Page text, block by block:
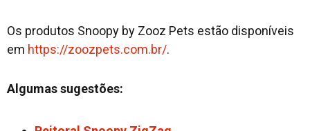
Os produtos Snoopy by Zooz Pets estão disponíveis
em https://zoozpets.com.br/.
Algumas sugestões: